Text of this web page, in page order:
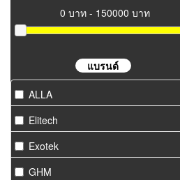
0 บาท - 150000 บาท
แบรนด์
ALLA
Elitech
Exotek
GHM